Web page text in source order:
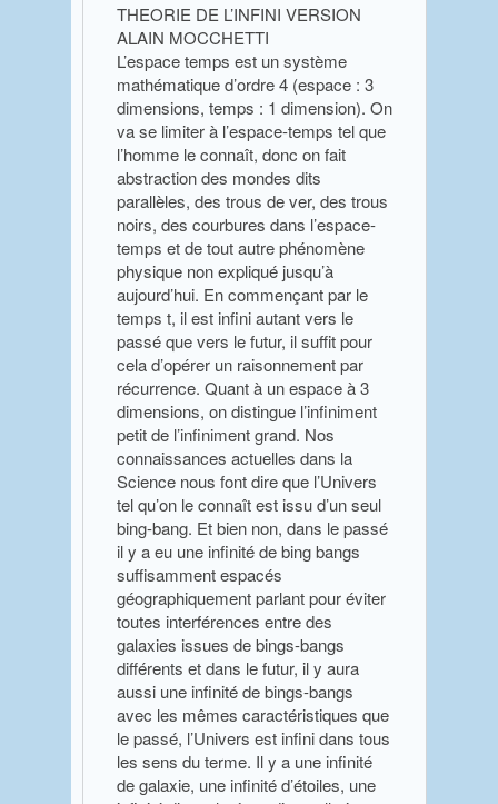
THEORIE DE L’INFINI VERSION
ALAIN MOCCHETTI
L’espace temps est un système
mathématique d’ordre 4 (espace : 3
dimensions, temps : 1 dimension). On
va se limiter à l’espace-temps tel que
l’homme le connaît, donc on fait
abstraction des mondes dits
parallèles, des trous de ver, des trous
noirs, des courbures dans l’espace-
temps et de tout autre phénomène
physique non expliqué jusqu’à
aujourd’hui. En commençant par le
temps t, il est infini autant vers le
passé que vers le futur, il suffit pour
cela d’opérer un raisonnement par
récurrence. Quant à un espace à 3
dimensions, on distingue l’infiniment
petit de l’infiniment grand. Nos
connaissances actuelles dans la
Science nous font dire que l’Univers
tel qu’on le connaît est issu d’un seul
bing-bang. Et bien non, dans le passé
il y a eu une infinité de bing bangs
suffisamment espacés
géographiquement parlant pour éviter
toutes interférences entre des
galaxies issues de bings-bangs
différents et dans le futur, il y aura
aussi une infinité de bings-bangs
avec les mêmes caractéristiques que
le passé, l’Univers est infini dans tous
les sens du terme. Il y a une infinité
de galaxie, une infinité d’étoiles, une